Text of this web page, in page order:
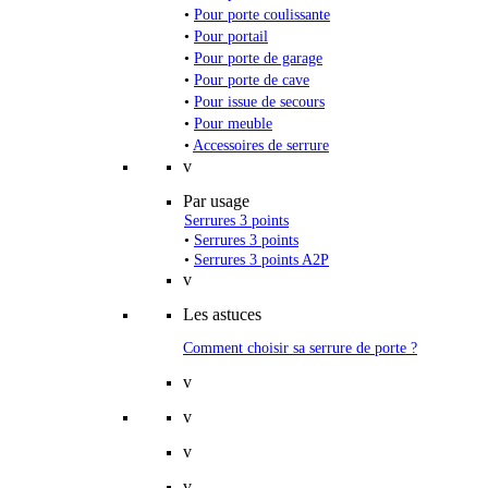
• Pour porte coulissante
• Pour portail
• Pour porte de garage
• Pour porte de cave
• Pour issue de secours
• Pour meuble
• Accessoires de serrure
v
Par usage
Serrures 3 points
• Serrures 3 points
• Serrures 3 points A2P
v
Les astuces
Comment choisir sa serrure de porte ?
v
v
v